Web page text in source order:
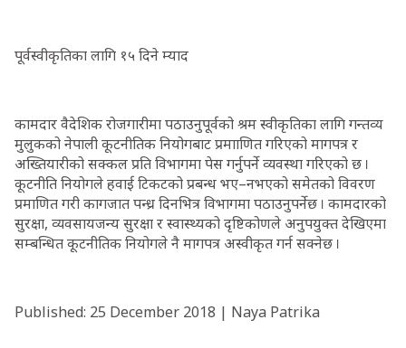
पूर्वस्वीकृतिका लागि १५ दिने म्याद
कामदार वैदेशिक रोजगारीमा पठाउनुपूर्वको श्रम स्वीकृतिका लागि गन्तव्य
मुलुकको नेपाली कूटनीतिक नियोगबाट प्रमााणित गरिएको मागपत्र र
अख्तियारीको सक्कल प्रति विभागमा पेस गर्नुपर्ने व्यवस्था गरिएको छ ।
कूटनीति नियोगले हवाई टिकटको प्रबन्ध भए–नभएको समेतको विवरण
प्रमाणित गरी कागजात पन्ध्र दिनभित्र विभागमा पठाउनुपर्नेछ । कामदारको
सुरक्षा, व्यवसायजन्य सुरक्षा र स्वास्थ्यको दृष्टिकोणले अनुपयुक्त देखिएमा
सम्बन्धित कूटनीतिक नियोगले नै मागपत्र अस्वीकृत गर्न सक्नेछ ।
Published: 25 December 2018 | Naya Patrika